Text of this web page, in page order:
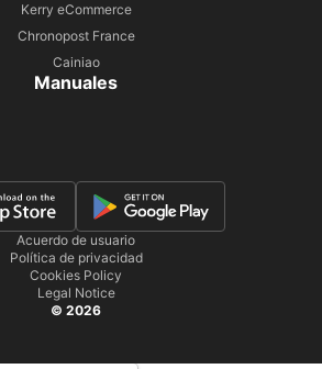
Kerry eCommerce
Chronopost France
Cainiao
Manuales
Acuerdo de usuario
Política de privacidad
Cookies Policy
Legal Notice
© 2026